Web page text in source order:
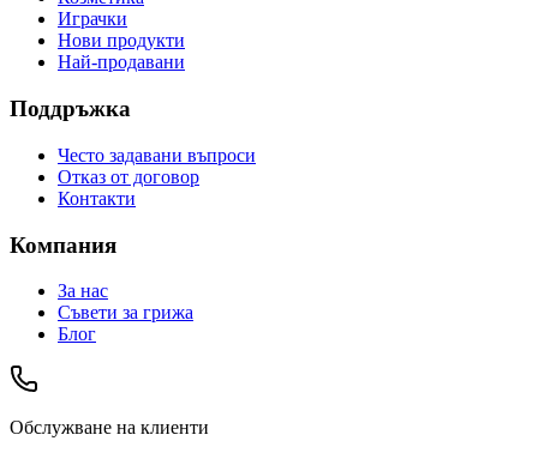
Играчки
Нови продукти
Най-продавани
Поддръжка
Често задавани въпроси
Отказ от договор
Контакти
Компания
За нас
Съвети за грижа
Блог
Обслужване на клиенти